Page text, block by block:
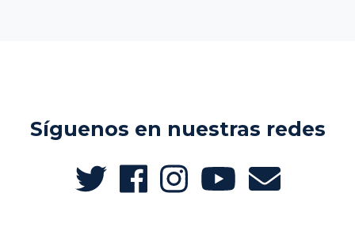
Síguenos en nuestras redes